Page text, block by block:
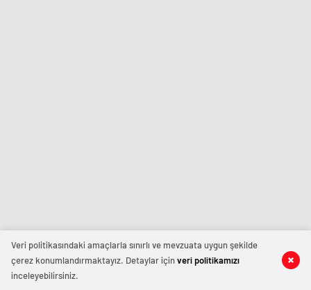
Veri politikasındaki amaçlarla sınırlı ve mevzuata uygun şekilde
çerez konumlandırmaktayız. Detaylar içinveri politikamızı
inceleyebilirsiniz.